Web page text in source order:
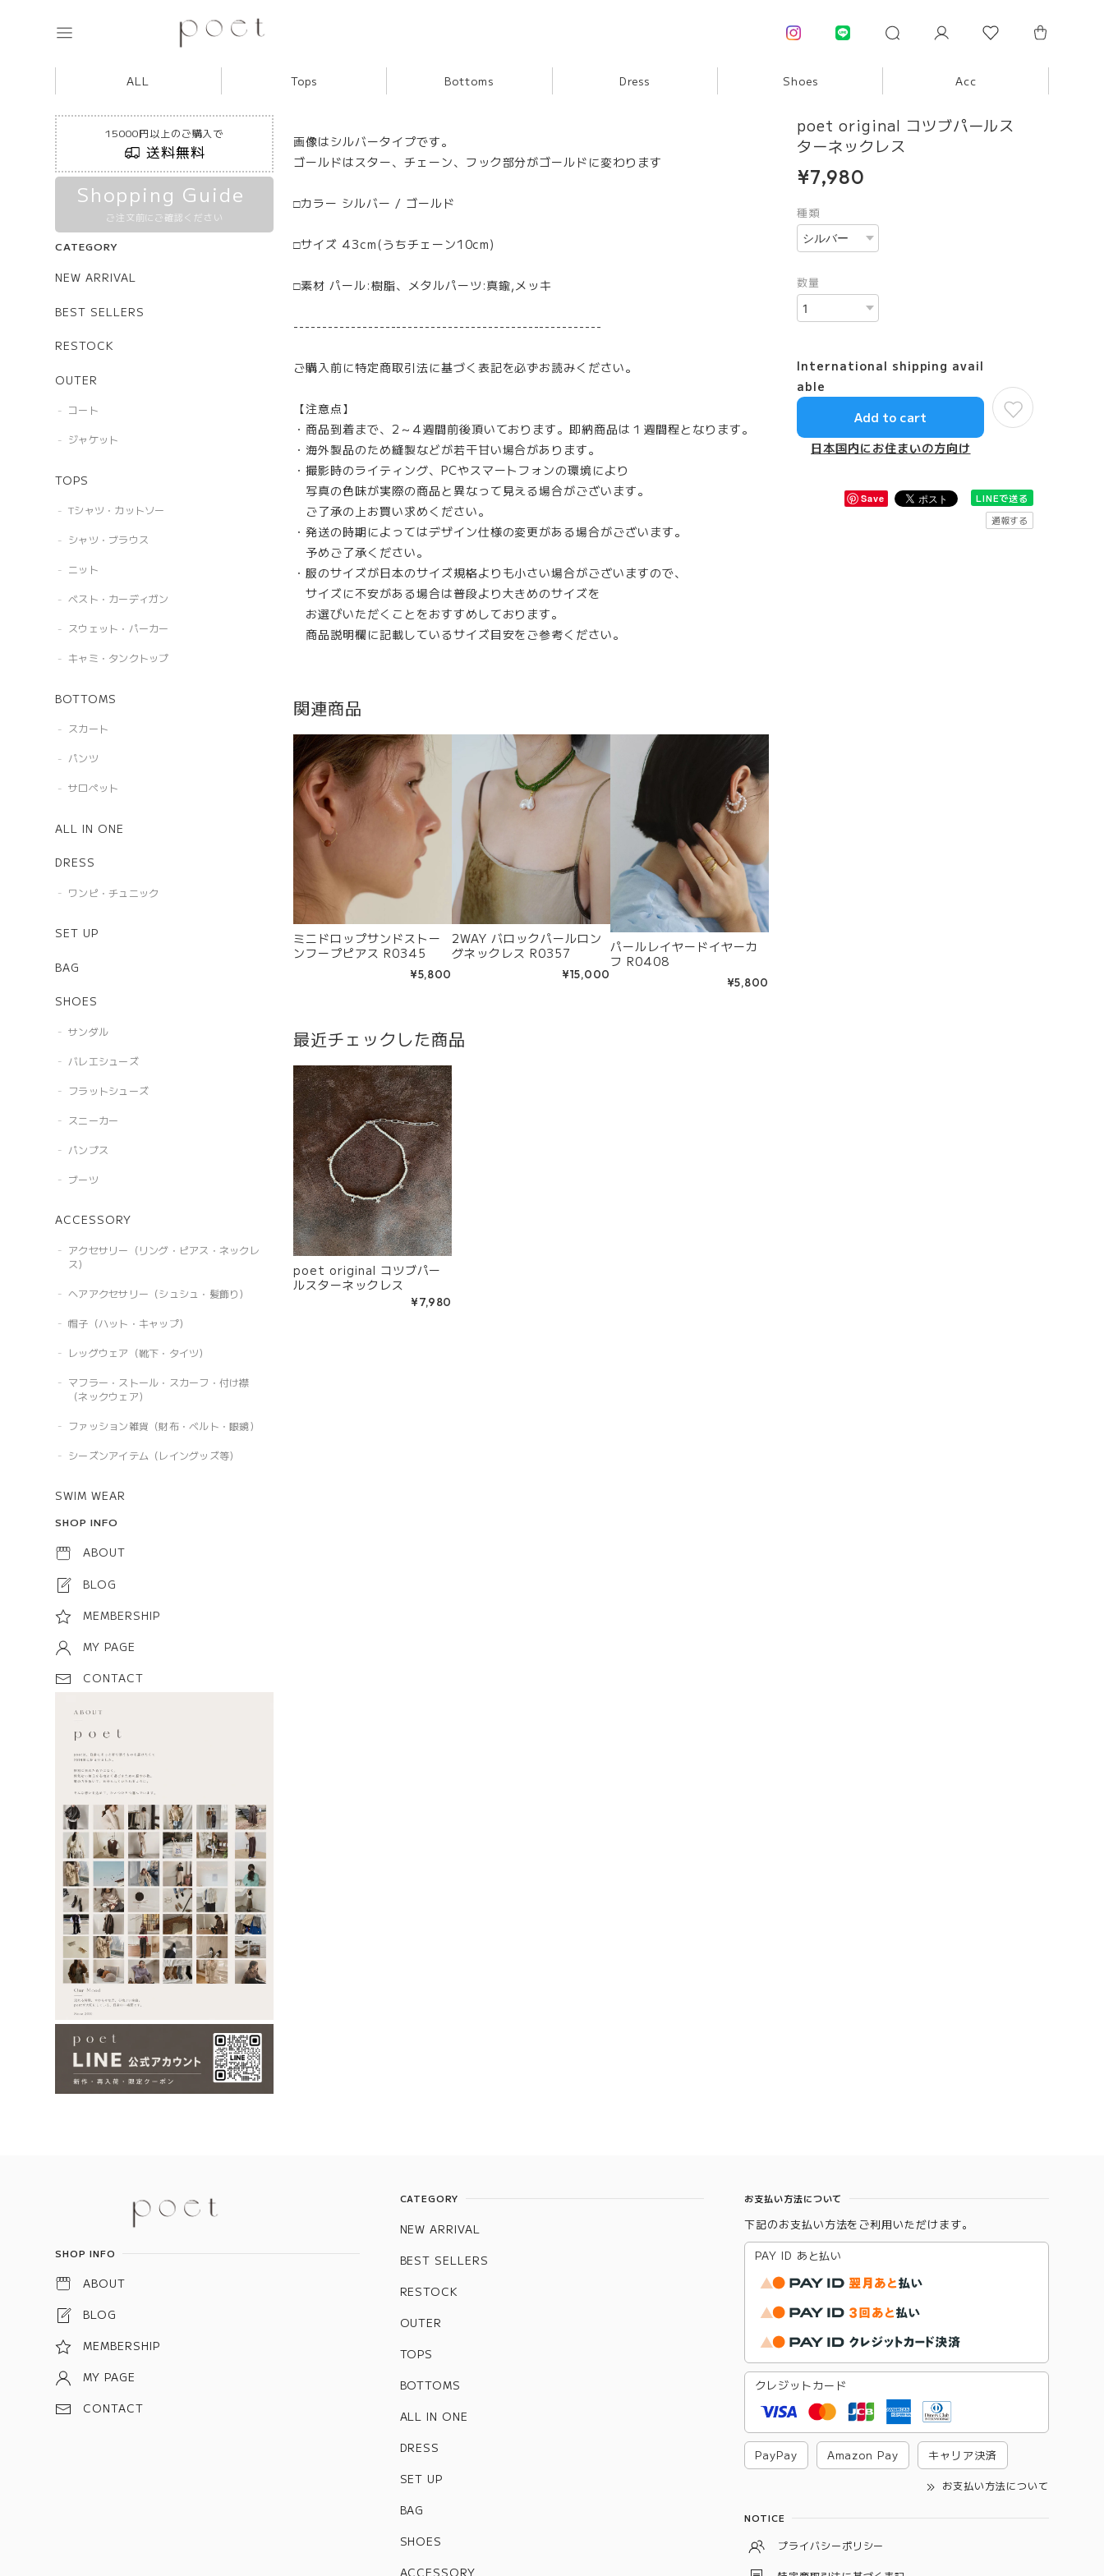
ALL Tops Bottoms Dress Shoes Acc
15000円以上のご購入で
送料無料
Shopping Guide
ご注文前にご確認ください
CATEGORY
NEW ARRIVAL
BEST SELLERS
RESTOCK
OUTER
コート
ジャケット
TOPS
Tシャツ・カットソー
シャツ・ブラウス
ニット
ベスト・カーディガン
スウェット・パーカー
キャミ・タンクトップ
BOTTOMS
スカート
パンツ
サロペット
ALL IN ONE
DRESS
ワンピ・チュニック
SET UP
BAG
SHOES
サンダル
バレエシューズ
フラットシューズ
スニーカー
パンプス
ブーツ
ACCESSORY
アクセサリー（リング・ピアス・ネックレ
ス）
ヘアアクセサリー（シュシュ・髪飾り）
帽子（ハット・キャップ）
レッグウェア（靴下・タイツ）
マフラー・ストール・スカーフ・付け襟
（ネックウェア）
ファッション雑貨（財布・ベルト・眼鏡）
シーズンアイテム（レイングッズ等）
SWIM WEAR
SHOP INFO
ABOUT
BLOG
MEMBERSHIP
MY PAGE
CONTACT
画像はシルバータイプです。
ゴールドはスター、チェーン、フック部分がゴールドに変わります
□カラー シルバー / ゴールド
□サイズ 43cm(うちチェーン10cm)
□素材 パール:樹脂、メタルパーツ:真鍮,メッキ
------------------------------------------------------
ご購入前に特定商取引法に基づく表記を必ずお読みください。
【注意点】
・商品到着まで、2～4週間前後頂いております。即納商品は１週間程となります。
・海外製品のため縫製などが若干甘い場合があります。
・撮影時のライティング、PCやスマートフォンの環境により
写真の色味が実際の商品と異なって見える場合がございます。
ご了承の上お買い求めください。
・発送の時期によってはデザイン仕様の変更がある場合がございます。
予めご了承ください。
・服のサイズが日本のサイズ規格よりも小さい場合がございますので、
サイズに不安がある場合は普段より大きめのサイズを
お選びいただくことをおすすめしております。
商品説明欄に記載しているサイズ目安をご参考ください。
poet original コツブパールス
ターネックレス
¥7,980
種類
数量
International shipping avail
able
Add to cart
日本国内にお住まいの方向け
Save
LINEで送る
通報する
関連商品
ミニドロップサンドストー
ンフープピアス R0345
¥5,800
2WAY バロックパールロン
グネックレス R0357
¥15,000
パールレイヤードイヤーカ
フ R0408
¥5,800
最近チェックした商品
poet original コツブパー
ルスターネックレス
¥7,980
Information
SHOP INFO
ABOUT
BLOG
MEMBERSHIP
MY PAGE
CONTACT
CATEGORY
NEW ARRIVAL
BEST SELLERS
RESTOCK
OUTER
TOPS
BOTTOMS
ALL IN ONE
DRESS
SET UP
BAG
SHOES
ACCESSORY
お支払い方法について
下記のお支払い方法をご利用いただけます。
PAY ID あと払い
クレジットカード
PayPay Amazon Pay キャリア決済
お支払い方法について
NOTICE
プライバシーポリシー